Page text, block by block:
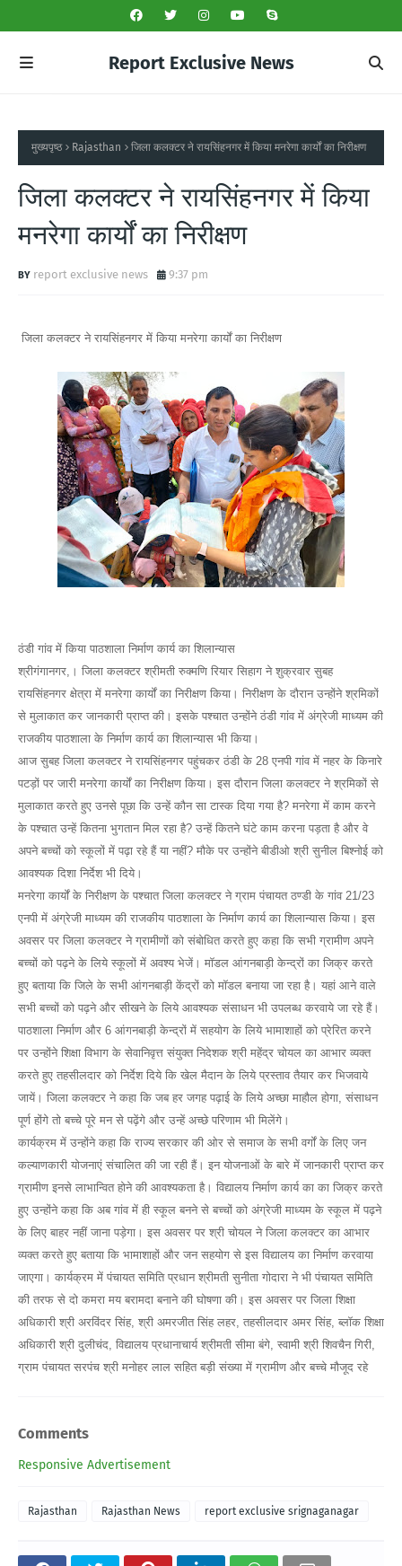
Report Exclusive News
मुख्यपृष्ठ Rajasthan जिला कलक्टर ने रायसिंहनगर में किया मनरेगा कार्यों का निरीक्षण
जिला कलक्टर ने रायसिंहनगर में किया
मनरेगा कार्यों का निरीक्षण
report exclusive news 9:37 pm
जिला कलक्टर ने रायसिंहनगर में किया मनरेगा कार्यों का निरीक्षण
ठंडी गांव में किया पाठशाला निर्माण कार्य का शिलान्यास
श्रीगंगानगर,। जिला कलक्टर श्रीमती रुक्मणि रियार सिहाग ने शुक्रवार सुबह
रायसिंहनगर क्षेत्रा में मनरेगा कार्यों का निरीक्षण किया। निरीक्षण के दौरान उन्होंने श्रमिकों
से मुलाकात कर जानकारी प्राप्त की। इसके पश्चात उन्होंने ठंडी गांव में अंग्रेजी माध्यम की
राजकीय पाठशाला के निर्माण कार्य का शिलान्यास भी किया।
आज सुबह जिला कलक्टर ने रायसिंहनगर पहुंचकर ठंडी के 28 एनपी गांव में नहर के किनारे
पटड़ों पर जारी मनरेगा कार्यों का निरीक्षण किया। इस दौरान जिला कलक्टर ने श्रमिकों से
मुलाकात करते हुए उनसे पूछा कि उन्हें कौन सा टास्क दिया गया है? मनरेगा में काम करने
के पश्चात उन्हें कितना भुगतान मिल रहा है? उन्हें कितने घंटे काम करना पड़ता है और वे
अपने बच्चों को स्कूलों में पढ़ा रहे हैं या नहीं? मौके पर उन्होंने बीडीओ श्री सुनील बिश्नोई को
आवश्यक दिशा निर्देश भी दिये।
मनरेगा कार्यों के निरीक्षण के पश्चात जिला कलक्टर ने ग्राम पंचायत ठण्डी के गांव 21/23
एनपी में अंग्रेजी माध्यम की राजकीय पाठशाला के निर्माण कार्य का शिलान्यास किया। इस
अवसर पर जिला कलक्टर ने ग्रामीणों को संबोधित करते हुए कहा कि सभी ग्रामीण अपने
बच्चों को पढ़ने के लिये स्कूलों में अवश्य भेजें। मॉडल आंगनबाड़ी केन्द्रों का जिक्र करते
हुए बताया कि जिले के सभी आंगनबाड़ी केंद्रों को मॉडल बनाया जा रहा है। यहां आने वाले
सभी बच्चों को पढ़ने और सीखने के लिये आवश्यक संसाधन भी उपलब्ध करवाये जा रहे हैं।
पाठशाला निर्माण और 6 आंगनबाड़ी केन्द्रों में सहयोग के लिये भामाशाहों को प्रेरित करने
पर उन्होंने शिक्षा विभाग के सेवानिवृत्त संयुक्त निदेशक श्री महेंद्र चोयल का आभार व्यक्त
करते हुए तहसीलदार को निर्देश दिये कि खेल मैदान के लिये प्रस्ताव तैयार कर भिजवाये
जायें। जिला कलक्टर ने कहा कि जब हर जगह पढ़ाई के लिये अच्छा माहौल होगा, संसाधन
पूर्ण होंगे तो बच्चे पूरे मन से पढ़ेंगे और उन्हें अच्छे परिणाम भी मिलेंगे।
कार्यक्रम में उन्होंने कहा कि राज्य सरकार की ओर से समाज के सभी वर्गों के लिए जन
कल्याणकारी योजनाएं संचालित की जा रही हैं। इन योजनाओं के बारे में जानकारी प्राप्त कर
ग्रामीण इनसे लाभान्वित होने की आवश्यकता है। विद्यालय निर्माण कार्य का का जिक्र करते
हुए उन्होंने कहा कि अब गांव में ही स्कूल बनने से बच्चों को अंग्रेजी माध्यम के स्कूल में पढ़ने
के लिए बाहर नहीं जाना पड़ेगा। इस अवसर पर श्री चोयल ने जिला कलक्टर का आभार
व्यक्त करते हुए बताया कि भामाशाहों और जन सहयोग से इस विद्यालय का निर्माण करवाया
जाएगा। कार्यक्रम में पंचायत समिति प्रधान श्रीमती सुनीता गोदारा ने भी पंचायत समिति
की तरफ से दो कमरा मय बरामदा बनाने की घोषणा की। इस अवसर पर जिला शिक्षा
अधिकारी श्री अरविंदर सिंह, श्री अमरजीत सिंह लहर, तहसीलदार अमर सिंह, ब्लॉक शिक्षा
अधिकारी श्री दुलीचंद, विद्यालय प्रधानाचार्य श्रीमती सीमा बंगे, स्वामी श्री शिवचैन गिरी,
ग्राम पंचायत सरपंच श्री मनोहर लाल सहित बड़ी संख्या में ग्रामीण और बच्चे मौजूद रहे
Comments
Responsive Advertisement
Rajasthan Rajasthan News report exclusive srignaganagar